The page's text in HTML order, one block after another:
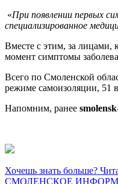
«При появлении первых
специализированное
Вместе с этим, за лицами,
момент симптомы
Всего по Смоленской
режиме самоизоляции, 51
Напомним, ранее
Хочешь знать больше?
СМОЛЕНСКОЕ